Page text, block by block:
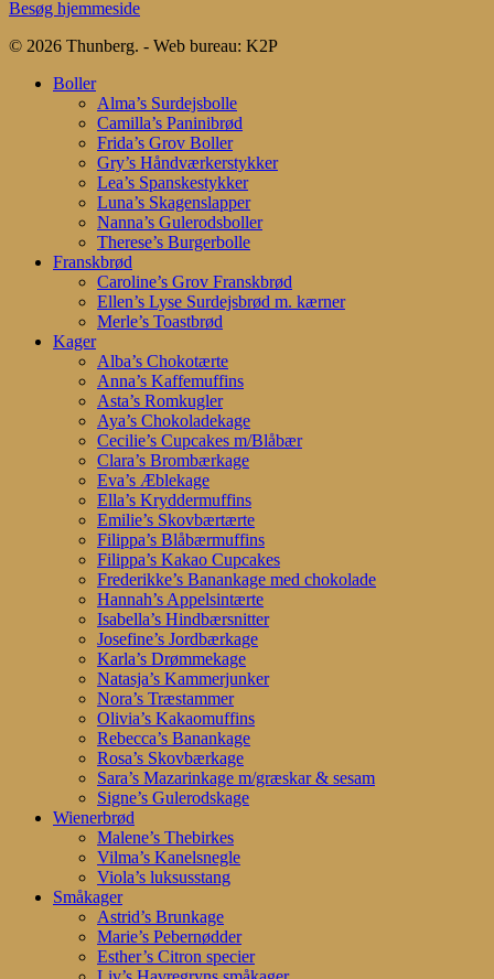
Besøg hjemmeside
© 2026 Thunberg. - Web bureau: K2P
Close
Boller
Alma’s Surdejsbolle
Camilla’s Paninibrød
Frida’s Grov Boller
Gry’s Håndværkerstykker
Lea’s Spanskestykker
Luna’s Skagenslapper
Nanna’s Gulerodsboller
Therese’s Burgerbolle
Franskbrød
Caroline’s Grov Franskbrød
Ellen’s Lyse Surdejsbrød m. kærner
Merle’s Toastbrød
Kager
Alba’s Chokotærte
Anna’s Kaffemuffins
Asta’s Romkugler
Aya’s Chokoladekage
Cecilie’s Cupcakes m/Blåbær
Clara’s Brombærkage
Eva’s Æblekage
Ella’s Kryddermuffins
Emilie’s Skovbærtærte
Filippa’s Blåbærmuffins
Filippa’s Kakao Cupcakes
Frederikke’s Banankage med chokolade
Hannah’s Appelsintærte
Isabella’s Hindbærsnitter
Josefine’s Jordbærkage
Karla’s Drømmekage
Natasja’s Kammerjunker
Nora’s Træstammer
Olivia’s Kakaomuffins
Rebecca’s Banankage
Rosa’s Skovbærkage
Sara’s Mazarinkage m/græskar & sesam
Signe’s Gulerodskage
Wienerbrød
Malene’s Thebirkes
Vilma’s Kanelsnegle
Viola’s luksusstang
Småkager
Astrid’s Brunkage
Marie’s Pebernødder
Esther’s Citron specier